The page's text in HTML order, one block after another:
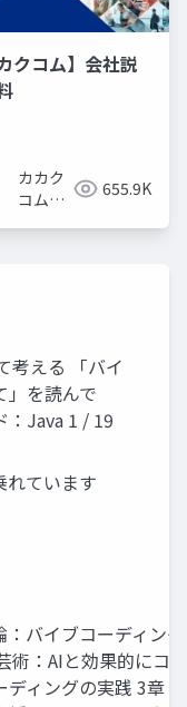
デック
クコム】会社説
カカク
コム採
655.9K
考える 「バイ
」を読んで
Java 1 / 19
れています
：バイブコーディン
術：AIと効果的にコ
ディングの実践 3章